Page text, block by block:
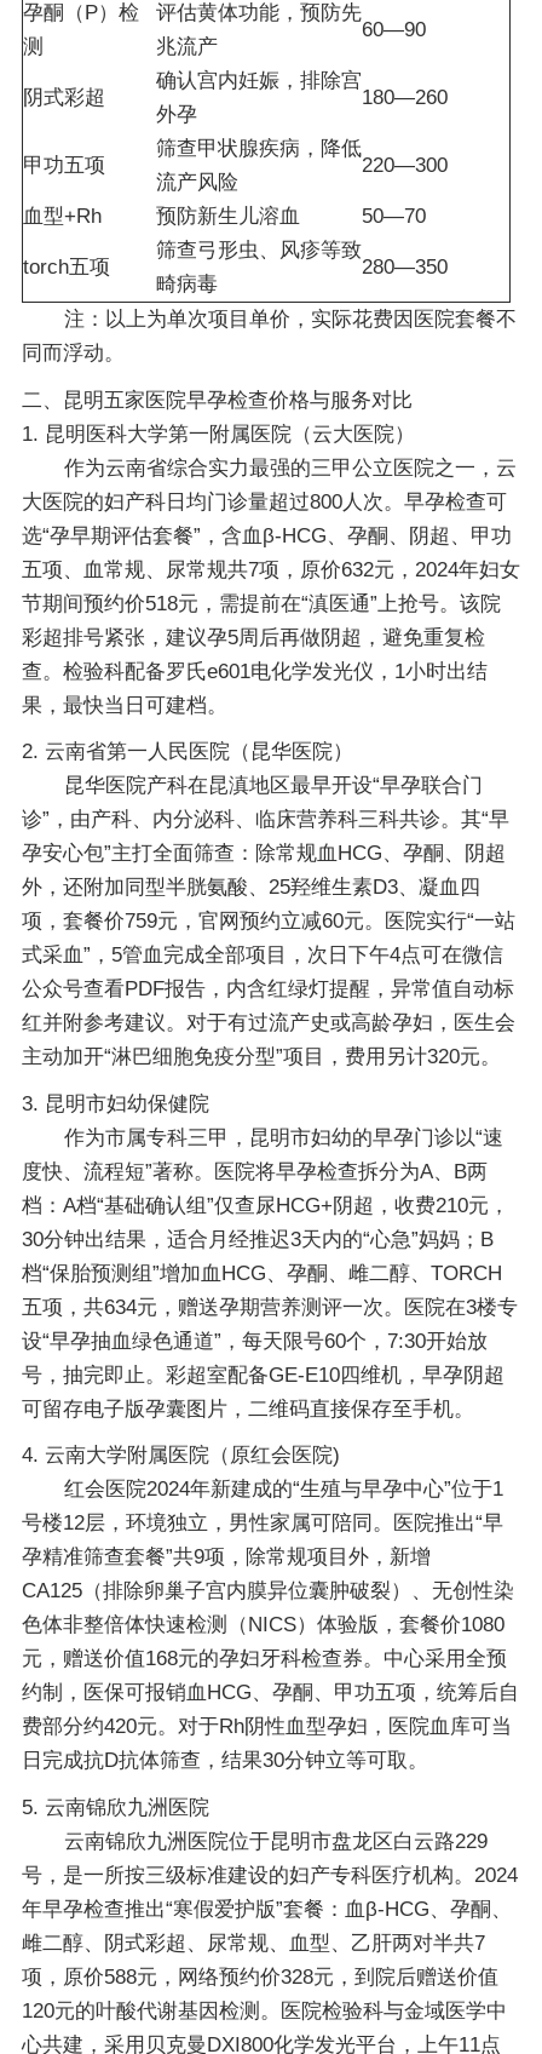
孕酮（P）检
测
评估黄体功能，预防先
兆流产
60—90
阴式彩超
确认宫内妊娠，排除宫
外孕
180—260
甲功五项
筛查甲状腺疾病，降低
流产风险
220—300
血型+Rh 预防新生儿溶血 50—70
torch五项
筛查弓形虫、风疹等致
畸病毒
280—350
注：以上为单次项目单价，实际花费因医院套餐不
同而浮动。
二、昆明五家医院早孕检查价格与服务对比
1. 昆明医科大学第一附属医院（云大医院）
作为云南省综合实力最强的三甲公立医院之一，云
大医院的妇产科日均门诊量超过800人次。早孕检查可
选“孕早期评估套餐”，含血β-HCG、孕酮、阴超、甲功
五项、血常规、尿常规共7项，原价632元，2024年妇女
节期间预约价518元，需提前在“滇医通”上抢号。该院
彩超排号紧张，建议孕5周后再做阴超，避免重复检
查。检验科配备罗氏e601电化学发光仪，1小时出结
果，最快当日可建档。
2. 云南省第一人民医院（昆华医院）
昆华医院产科在昆滇地区最早开设“早孕联合门
诊”，由产科、内分泌科、临床营养科三科共诊。其“早
孕安心包”主打全面筛查：除常规血HCG、孕酮、阴超
外，还附加同型半胱氨酸、25羟维生素D3、凝血四
项，套餐价759元，官网预约立减60元。医院实行“一站
式采血”，5管血完成全部项目，次日下午4点可在微信
公众号查看PDF报告，内含红绿灯提醒，异常值自动标
红并附参考建议。对于有过流产史或高龄孕妇，医生会
主动加开“淋巴细胞免疫分型”项目，费用另计320元。
3. 昆明市妇幼保健院
作为市属专科三甲，昆明市妇幼的早孕门诊以“速
度快、流程短”著称。医院将早孕检查拆分为A、B两
档：A档“基础确认组”仅查尿HCG+阴超，收费210元，
30分钟出结果，适合月经推迟3天内的“心急”妈妈；B
档“保胎预测组”增加血HCG、孕酮、雌二醇、TORCH
五项，共634元，赠送孕期营养测评一次。医院在3楼专
设“早孕抽血绿色通道”，每天限号60个，7:30开始放
号，抽完即止。彩超室配备GE-E10四维机，早孕阴超
可留存电子版孕囊图片，二维码直接保存至手机。
4. 云南大学附属医院（原红会医院)
红会医院2024年新建成的“生殖与早孕中心”位于1
号楼12层，环境独立，男性家属可陪同。医院推出“早
孕精准筛查套餐”共9项，除常规项目外，新增
CA125（排除卵巢子宫内膜异位囊肿破裂）、无创性染
色体非整倍体快速检测（NICS）体验版，套餐价1080
元，赠送价值168元的孕妇牙科检查券。中心采用全预
约制，医保可报销血HCG、孕酮、甲功五项，统筹后自
费部分约420元。对于Rh阴性血型孕妇，医院血库可当
日完成抗D抗体筛查，结果30分钟立等可取。
5. 云南锦欣九洲医院
云南锦欣九洲医院位于昆明市盘龙区白云路229
号，是一所按三级标准建设的妇产专科医疗机构。2024
年早孕检查推出“寒假爱护版”套餐：血β-HCG、孕酮、
雌二醇、阴式彩超、尿常规、血型、乙肝两对半共7
项，原价588元，网络预约价328元，到院后赠送价值
120元的叶酸代谢基因检测。医院检验科与金域医学中
心共建，采用贝克曼DXI800化学发光平台，上午11点